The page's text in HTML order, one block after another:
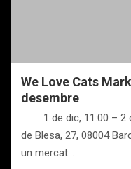
We Love Cats
desembre
1 de dic, 11:00 – 2
de Blesa, 27, 08004
un mercat…